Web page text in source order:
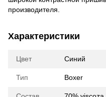
производителя.
Характеристики
Цвет Синий
Тип Boxer